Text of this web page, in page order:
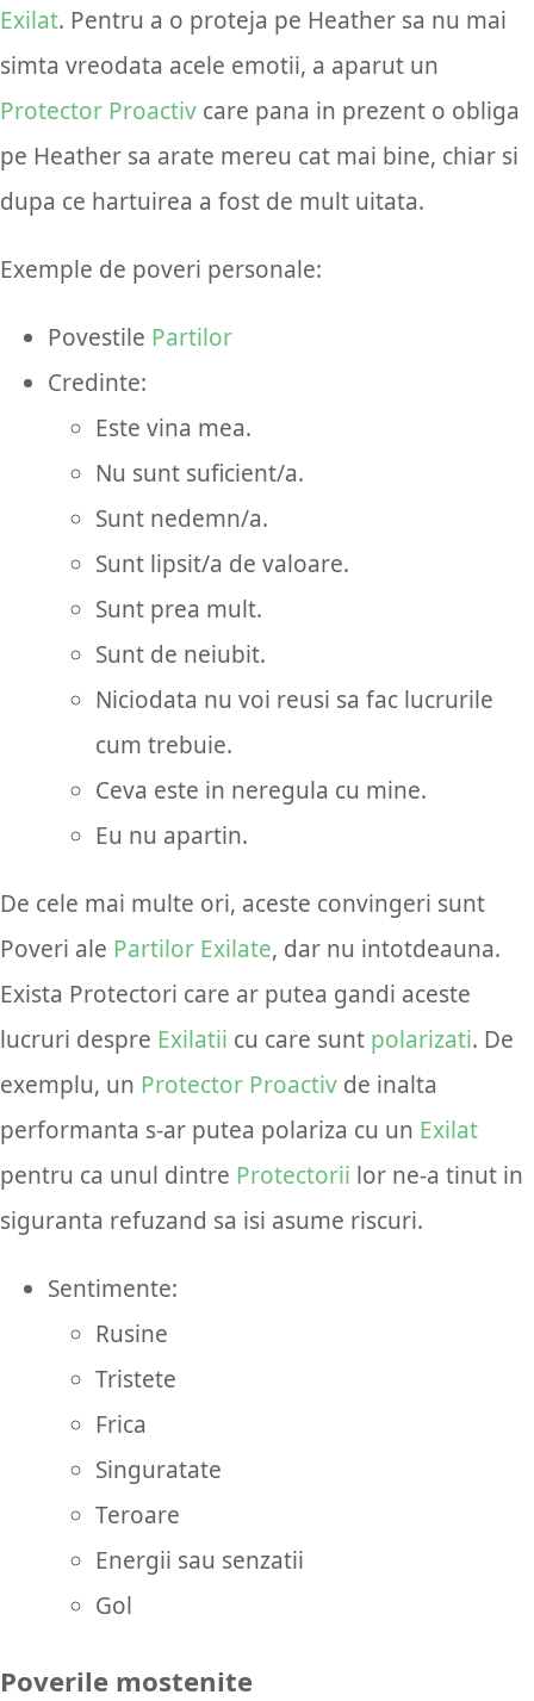
Exilat. Pentru a o proteja pe Heather sa nu mai
simta vreodata acele emotii, a aparut un
Protector Proactiv care pana in prezent o obliga
pe Heather sa arate mereu cat mai bine, chiar si
dupa ce hartuirea a fost de mult uitata.
Exemple de poveri personale:
Povestile Partilor
Credinte:
Este vina mea.
Nu sunt suficient/a.
Sunt nedemn/a.
Sunt lipsit/a de valoare.
Sunt prea mult.
Sunt de neiubit.
Niciodata nu voi reusi sa fac lucrurile
cum trebuie.
Ceva este in neregula cu mine.
Eu nu apartin.
De cele mai multe ori, aceste convingeri sunt
Poveri ale Partilor Exilate, dar nu intotdeauna.
Exista Protectori care ar putea gandi aceste
lucruri despre Exilatii cu care sunt polarizati. De
exemplu, un Protector Proactiv de inalta
performanta s-ar putea polariza cu un Exilat
pentru ca unul dintre Protectorii lor ne-a tinut in
siguranta refuzand sa isi asume riscuri.
Sentimente:
Rusine
Tristete
Frica
Singuratate
Teroare
Energii sau senzatii
Gol
Poverile mostenite